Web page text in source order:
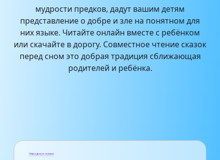
мудрости предков, дадут вашим детям
представление о добре и зле на понятном для
них языке. Читайте онлайн вместе с ребёнком
или скачайте в дорогу. Совместное чтение сказок
перед сном это добрая традиция сближающая
родителей и ребёнка.
Народные сказки